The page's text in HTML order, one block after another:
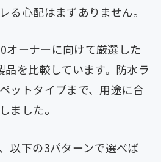
る心配はまずありません。
オーナーに向けて厳選した
を比較しています。防水ラ
ットタイプまで、用途に合
ました。
以下の3パターンで選べば